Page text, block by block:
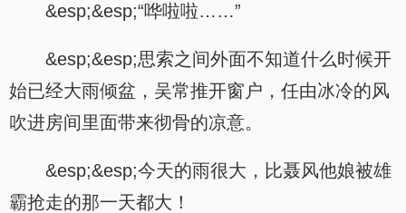
&esp;&esp;“哗啦啦……”
&esp;&esp;思索之间外面不知道什么时候开
始已经大雨倾盆，吴常推开窗户，任由冰冷的风
吹进房间里面带来彻骨的凉意。
&esp;&esp;今天的雨很大，比聂风他娘被雄
霸抢走的那一天都大！